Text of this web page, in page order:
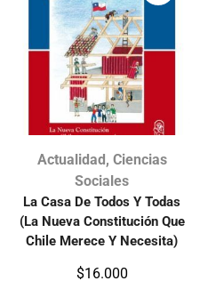
Actualidad, Ciencias
Sociales
La Casa De Todos Y Todas
(La Nueva Constitución Que
Chile Merece Y Necesita)
$16.000